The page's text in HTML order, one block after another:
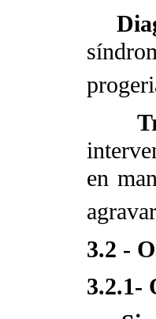
en
3.2 -
3.2.1-